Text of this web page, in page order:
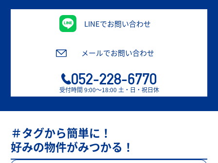
LINEでお問い合わせ
メールでお問い合わせ
052-228-6770
受付時間 9:00〜18:00 土・日・祝日休
＃タグから簡単に！
好みの物件がみつかる！